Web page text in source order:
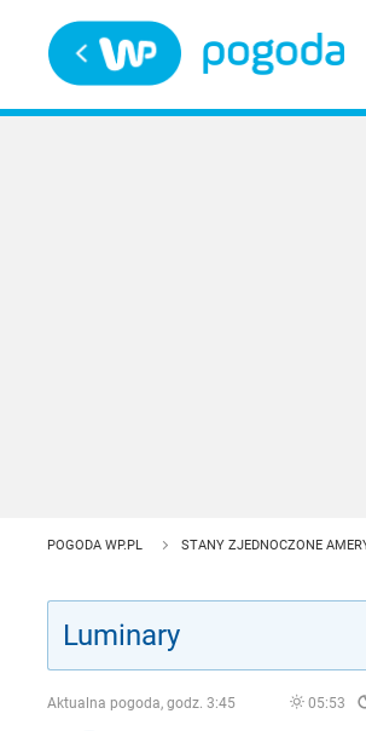
POGODA WP.PL STANY ZJEDNOCZONE
Aktualna pogoda, godz. 3:45 05:53